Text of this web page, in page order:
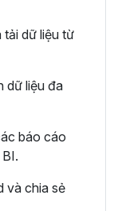
tải dữ liệu từ
dữ liệu đa
báo cáo
và chia sẻ